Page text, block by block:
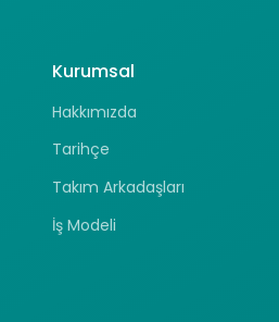
Kurumsal
Hakkımızda
Tarihçe
Takım Arkadaşları
İş Modeli